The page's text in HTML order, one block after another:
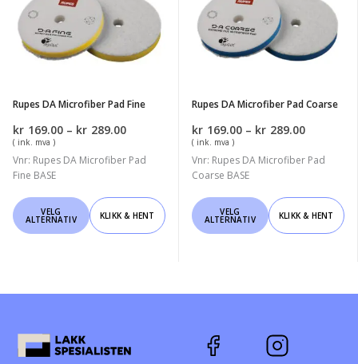
kan
velges
på
kan
velges
på
Microfiber
Pad
Fine
Rupes DA Microfiber Pad Fine
kr 169.00 – kr 289.00Prisområde:
til
( ink. mva )
Vnr: Rupes DA Microfiber Pad
Fine BASE
VELG
ALTERNATIV
Dette
produktet
velges
KLIKK & HENT
Microfiber
Pad
Coarse
Rupes DA Microfiber Pad Coarse
kr 169.00 – kr 289.00
til
( ink. mva )
Vnr: Rupes DA Microfiber Pad
Coarse BASE
VELG
ALTERNATIV
Dette
produktet
velges
KLIKK & HENT